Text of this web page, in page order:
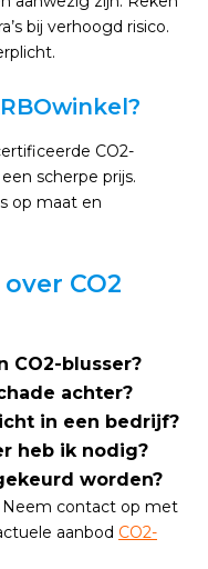
bij verhoogd risico.
CO2-
scherpe prijs.
op maat en
CO2
CO2-blusser?
achter?
in een bedrijf?
heb ik nodig?
worden?
Neem contact op met
aanbod CO2-